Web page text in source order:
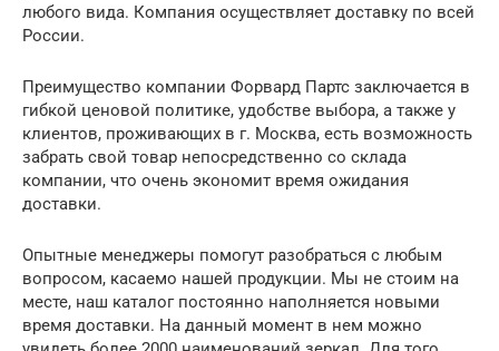
любого вида. Компания осуществляет доставку по всей
России.
Преимущество компании Форвард Партс заключается в
гибкой ценовой политике, удобстве выбора, а также у
клиентов, проживающих в г. Москва, есть возможность
забрать свой товар непосредственно со склада
компании, что очень экономит время ожидания
доставки.
Опытные менеджеры помогут разобраться с любым
вопросом, касаемо нашей продукции. Мы не стоим на
месте, наш каталог постоянно наполняется новыми
время доставки. На данный момент в нем можно